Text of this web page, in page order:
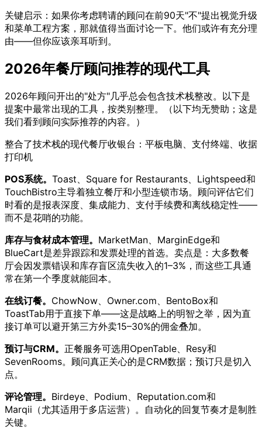
关键启示：如果你考虑聘请的顾问在前90天"不"提出视觉升级
和菜单工程方案，那就值得当面讨论一下。他们或许有充分理
由——但你应该亲耳听到。
2026年餐厅顾问推荐的现代工具
2026年顾问开出的"处方"几乎总会包含技术栈整改。以下是
提案中最常出现的工具，按类别整理。（以下均无赞助；这是
我们看到顾问实际推荐的内容。）
整合了技术栈的现代餐厅收银台：平板电脑、支付终端、收据
打印机
POS系统。 Toast、Square for Restaurants、Lightspeed和
TouchBistro主导着独立餐厅和小型连锁市场。顾问评估它们
时看的是报表深度、集成能力、支付手续费和离线稳定性——
而不是花哨的功能。
库存与食材成本管理。 MarketMan、MarginEdge和
BlueCart是差异跟踪和发票处理的首选。卖点是：大多数餐
厅会因发票错误和库存盲区流失收入的1–3%，而这些工具通
常在第一个季度就能回本。
在线订餐。 ChowNow、Owner.com、BentoBox和
ToastTab用于直接下单——这是战略上的明智之举，因为直
接订单可以避开第三方外卖15–30%的佣金叠加。
预订与CRM。 正餐服务可选用OpenTable、Resy和
SevenRooms。顾问真正关心的是CRM数据；预订只是切入
点。
评论管理。 Birdeye、Podium、Reputation.com和
Marqii（尤其适用于多店运营）。自动化的回复节奏才是制胜
关键。